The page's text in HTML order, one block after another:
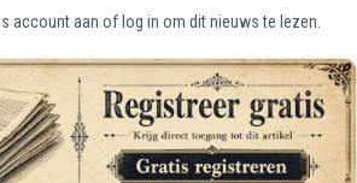
account aan of log in om dit nieuws te lezen.